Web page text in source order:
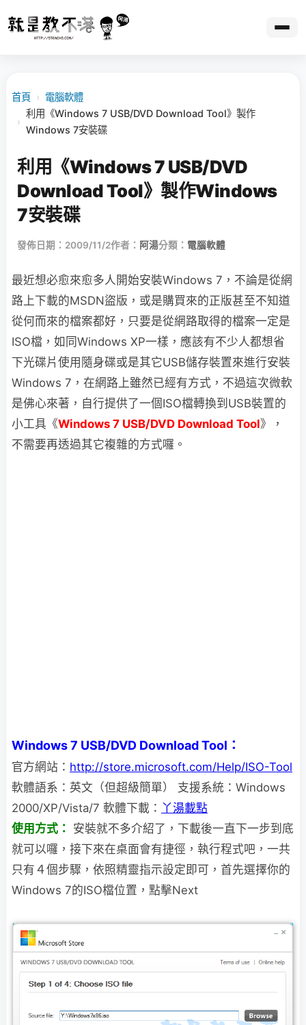
首頁 › 電腦軟體
›
利用《Windows 7 USB/DVD Download Tool》製作
Windows 7安裝碟
利用《Windows 7 USB/DVD
Download Tool》製作Windows
7安裝碟
發佈日期：2009/11/2作者： 阿湯分類： 電腦軟體
最近想必愈來愈多人開始安裝Windows 7，不論是從網
路上下載的MSDN盜版，或是購買來的正版甚至不知道
從何而來的檔案都好，只要是從網路取得的檔案一定是
ISO檔，如同Windows XP一樣，應該有不少人都想省
下光碟片使用隨身碟或是其它USB儲存裝置來進行安裝
Windows 7，在網路上雖然已經有方式，不過這次微軟
是佛心來著，自行提供了一個ISO檔轉換到USB裝置的
小工具《Windows 7 USB/DVD Download Tool》，
不需要再透過其它複雜的方式囉。
Windows 7 USB/DVD Download Tool：
官方網站： http://store.microsoft.com/Help/ISO-Tool
軟體語系：英文（但超級簡單） 支援系統：Windows
2000/XP/Vista/7 軟體下載： 丫湯載點
使用方式： 安裝就不多介紹了，下載後一直下一步到底
就可以囉，接下來在桌面會有捷徑，執行程式吧， 一共
只有４個步驟，依照精靈指示設定即可，首先選擇你的
Windows 7的ISO檔位置，點擊Next